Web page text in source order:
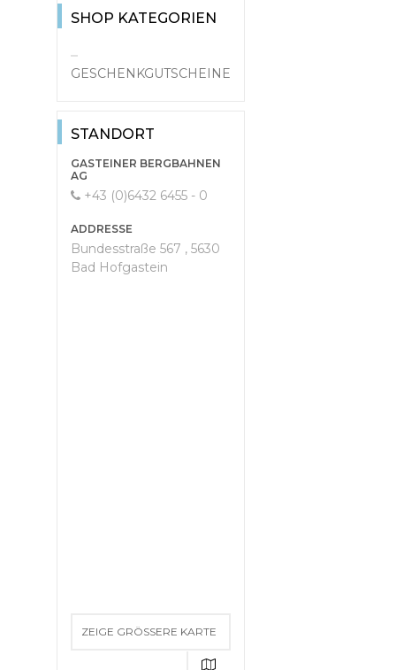
SHOP KATEGORIEN
GESCHENKGUTSCHEINE
STANDORT
GASTEINER BERGBAHNEN
AG
+43 (0)6432 6455 - 0
ADDRESSE
Bundesstraße 567 , 5630
Bad Hofgastein
ZEIGE GRÖSSERE KARTE